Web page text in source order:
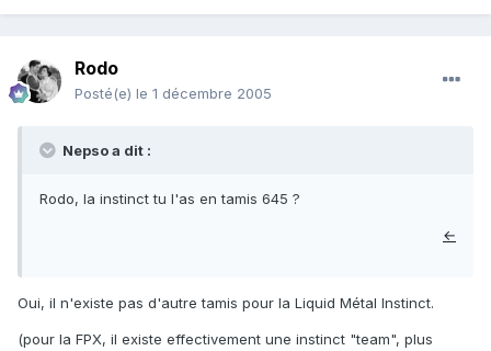
Rodo
Posté(e) le 1 décembre 2005
Nepso a dit :
Rodo, la instinct tu l'as en tamis 645 ?
←
Oui, il n'existe pas d'autre tamis pour la Liquid Métal Instinct.
(pour la FPX, il existe effectivement une instinct "team", plus